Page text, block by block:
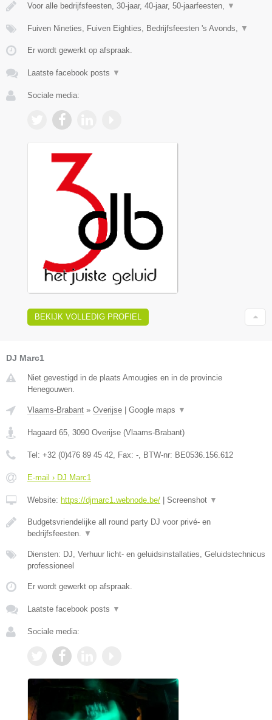
Voor alle bedrijfsfeesten, 30-jaar, 40-jaar, 50-jaarfeesten, ▼
Fuiven Nineties, Fuiven Eighties, Bedrijfsfeesten 's Avonds, ▼
Er wordt gewerkt op afspraak.
Laatste facebook posts ▼
Sociale media:
BEKIJK VOLLEDIG PROFIEL
DJ Marc1
Niet gevestigd in de plaats Amougies en in de provincie
Henegouwen.
Vlaams-Brabant » Overijse Google maps ▼
Hagaard 65 3090 Overijse (Vlaams-Brabant)
Tel: +32 (0)476 89 45 42 , Fax: - , BTW-nr: BE0536.156.612
E-mail › DJ Marc1
Website: https://djmarc1.webnode.be/ Screenshot ▼
Budgetsvriendelijke all round party DJ voor privé- en
bedrijfsfeesten.
▼
Diensten: DJ, Verhuur licht- en geluidsinstallaties, Geluidstechnicus
professioneel
Er wordt gewerkt op afspraak.
Laatste facebook posts ▼
Sociale media: